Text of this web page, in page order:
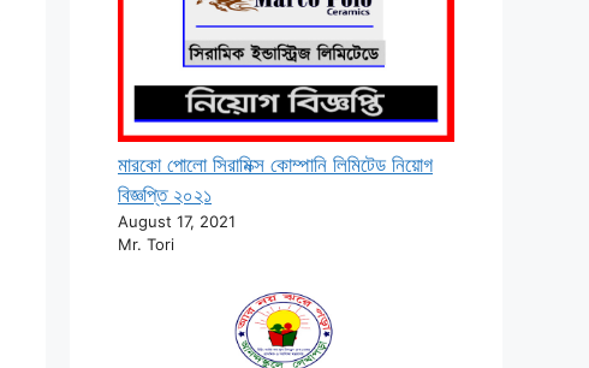
মারকো পোলো সিরামিক্স কোম্পানি লিমিটেড নিয়োগ
বিজ্ঞপ্তি ২০২১
August 17, 2021
Mr. Tori